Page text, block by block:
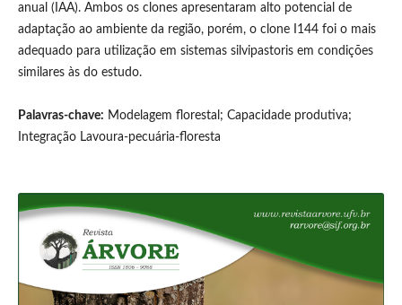
anual (IAA). Ambos os clones apresentaram alto potencial de
adaptação ao ambiente da região, porém, o clone I144 foi o mais
adequado para utilização em sistemas silvipastoris em condições
similares às do estudo.
Palavras-chave: Modelagem florestal; Capacidade produtiva;
Integração Lavoura-pecuária-floresta